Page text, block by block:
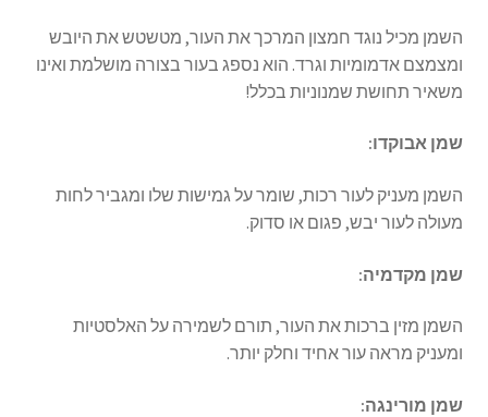
השמן מכיל נוגד חמצון המרכך את העור, מטשטש את היובש
ומצמצם אדמומיות וגרד. הוא נספג בעור בצורה מושלמת ואינו
משאיר תחושת שמנוניות בכלל!
שמן אבוקדו:
השמן מעניק לעור רכות, שומר על גמישות שלו ומגביר לחות
מעולה לעור יבש, פגום או סדוק.
שמן מקדמיה:
השמן מזין ברכות את העור, תורם לשמירה על האלסטיות
ומעניק מראה עור אחיד וחלק יותר.
שמן מורינגה: